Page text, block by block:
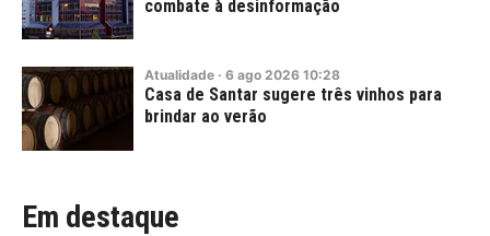
combate à desinformação
Atualidade · 6 ago 2026 10:28
Casa de Santar sugere três vinhos para
brindar ao verão
Em destaque